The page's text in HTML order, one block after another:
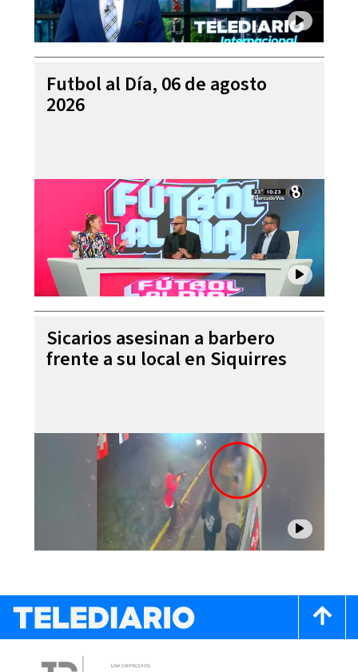
Futbol al Día, 06 de agosto
2026
Sicarios asesinan a barbero
frente a su local en Siquirres